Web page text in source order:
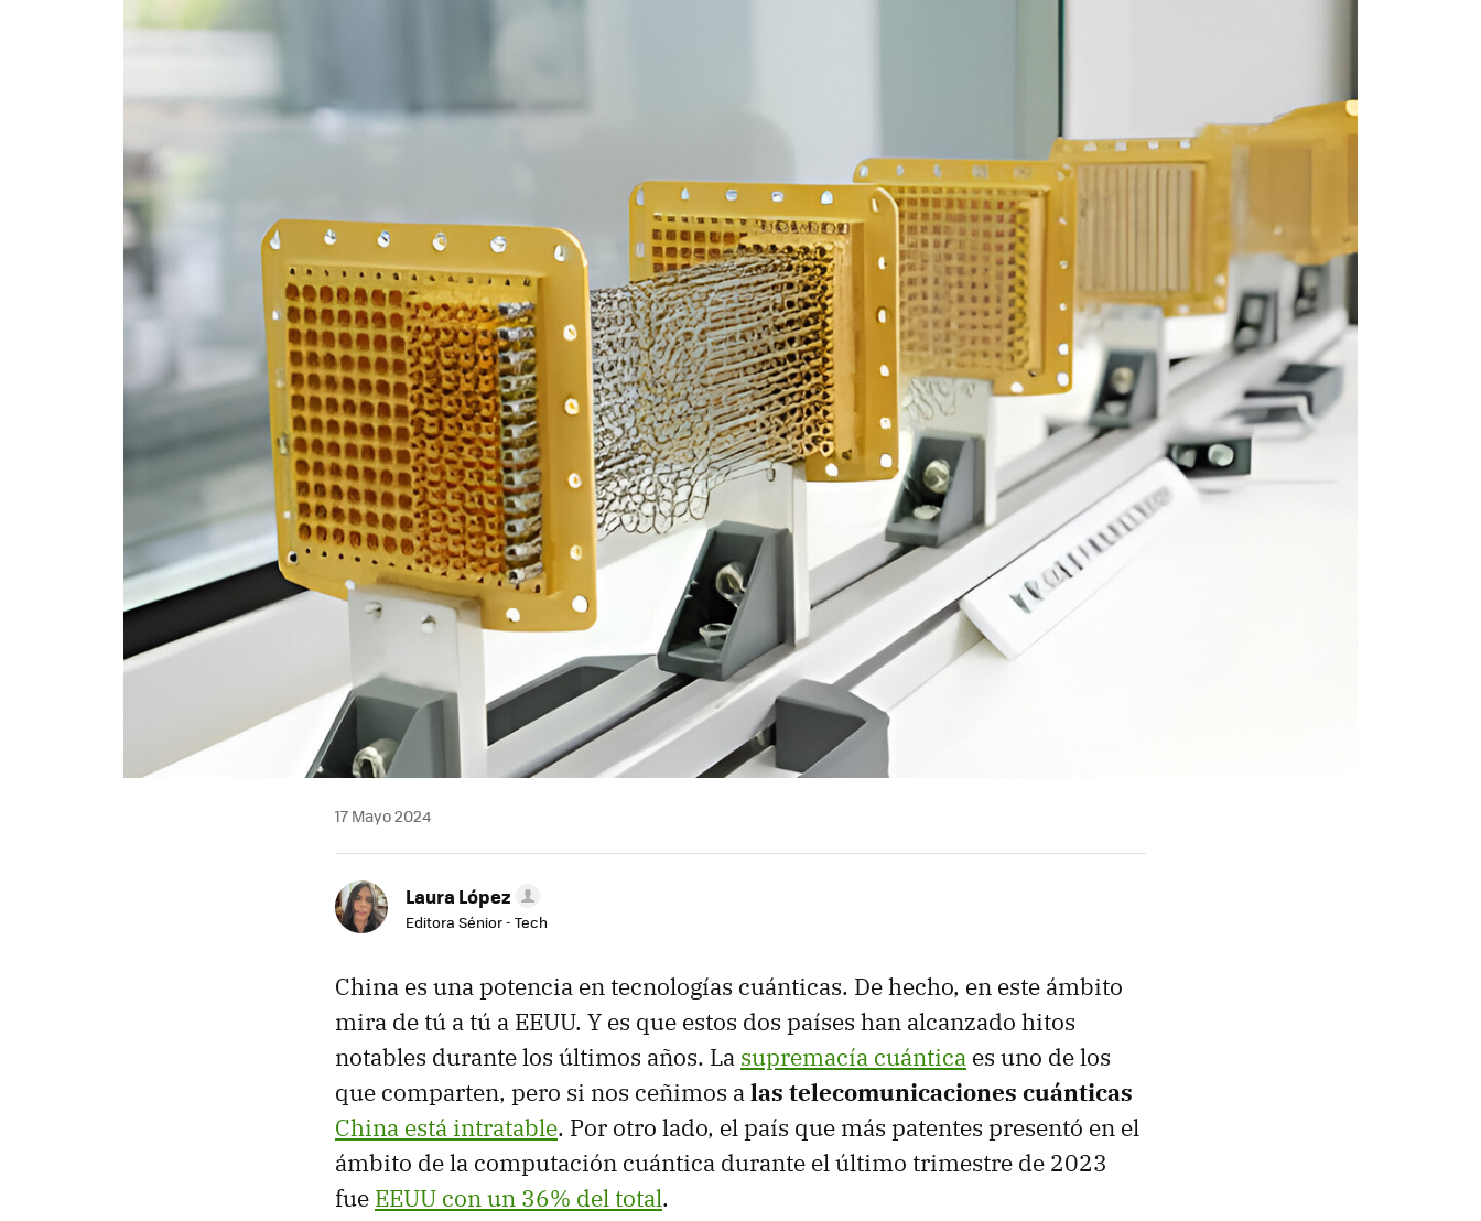
17 Mayo 2024
Laura López
Editora Sénior - Tech
China es una potencia en tecnologías cuánticas. De hecho, en este ámbito
mira de tú a tú a EEUU. Y es que estos dos países han alcanzado hitos
notables durante los últimos años. La supremacía cuántica es uno de los
que comparten, pero si nos ceñimos alas telecomunicaciones cuánticas
China está intratable. Por otro lado, el país que más patentes presentó en el
ámbito de la computación cuántica durante el último trimestre de 2023
fue EEUU con un 36% del total.